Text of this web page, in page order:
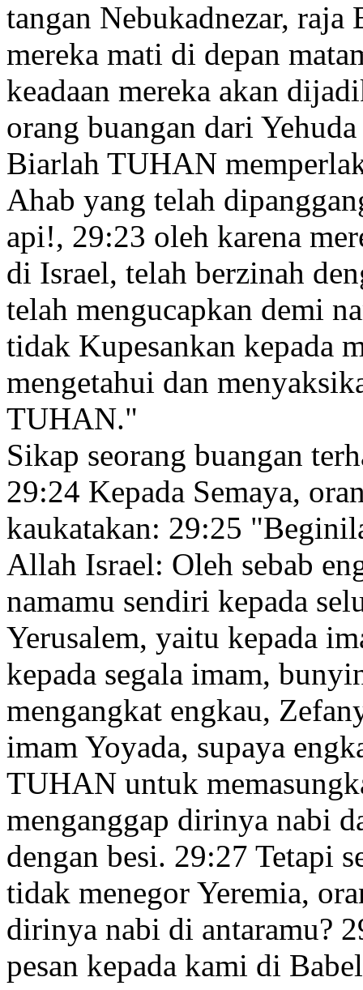
tangan Nebukadnezar, raja
mereka mati di depan
keadaan mereka akan
orang buangan dari
Biarlah TUHAN
Ahab yang telah
api!, 29:23 oleh karena
di Israel, telah berzinah
telah mengucapkan demi
tidak Kupesankan kepada
mengetahui dan
TUHAN."
Sikap seorang buangan
29:24 Kepada Semaya,
kaukatakan: 29:25
Allah Israel: Oleh sebab
namamu sendiri kepada
Yerusalem, yaitu kepada
kepada segala imam,
mengangkat engkau,
imam Yoyada, supaya
TUHAN untuk
menganggap dirinya nabi
dengan besi. 29:27 Tetapi
tidak menegor Yeremia,
dirinya nabi di antaramu?
pesan kepada kami di